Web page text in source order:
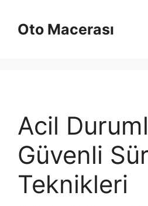
Oto Macerası
Acil
Güvenli
Teknikleri